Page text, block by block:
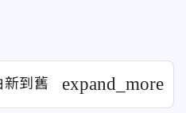
新到舊 expand_more